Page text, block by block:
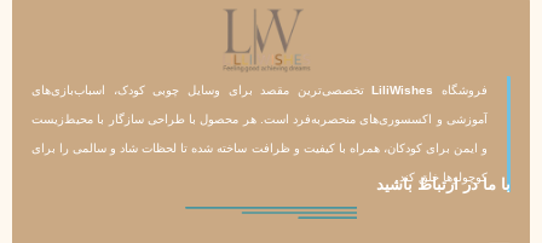
فروشگاه LiliWishesتخصصی‌ترین مقصد برای وسایل چوبی کودک، اسباب‌بازی‌های
آموزشی و اکسسوری‌های منحصربه‌فرد است. هر محصول با طراحی سازگار با محیط‌زیست
و ایمن برای کودکان، همراه با کیفیت و ظرافت ساخته شده تا لحظات شاد و سالمی را برای
کوچولوها خلق کند.
با ما در ارتباط باشید